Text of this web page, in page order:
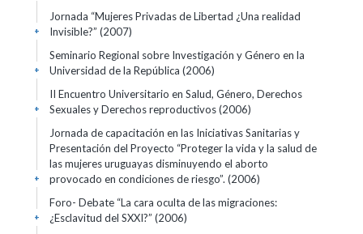
Jornada “Mujeres Privadas de Libertad ¿Una realidad
Invisible?” (2007)
+
Seminario Regional sobre Investigación y Género en la
Universidad de la República (2006)
+
II Encuentro Universitario en Salud, Género, Derechos
Sexuales y Derechos reproductivos(2006)
+
Jornada de capacitación en las Iniciativas Sanitarias y
Presentación del Proyecto “Proteger la vida y la salud de
las mujeres uruguayas disminuyendo el aborto
provocado en condiciones de riesgo”. (2006)
+
Foro- Debate “La cara oculta de las migraciones:
¿Esclavitud del SXXI?” (2006)
+